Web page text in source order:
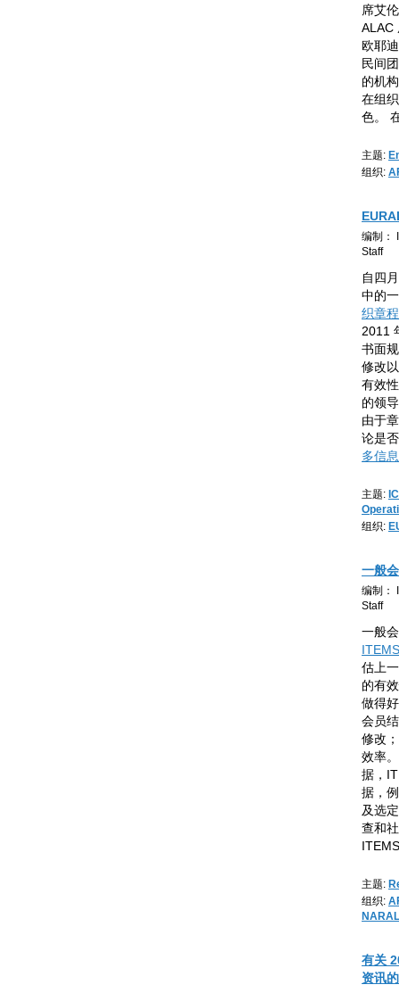
席艾
ALAC
欧耶
民间
的机
在组
色。
主题:
组织:
编制：
Staff
自四
中的
织章程
2011
书面
修改
有效
的领
由于
论是
多信息
主题:
组织:
一般
编制：
Staff
一般
估上
的有
做得
会员
修改
效率
据，
据，
及选
查和
主题:
组织:
有关
资讯